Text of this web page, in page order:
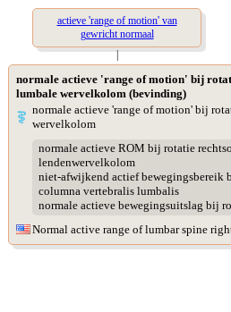
actieve 'range of motion' van
gewricht normaal
|
normale actieve 'range of motion' bij
lumbale wervelkolom (bevinding)
normale actieve 'range of motion' bij
wervelkolom
normale actieve ROM bij rotatie
lendenwervelkolom
niet-afwijkend actief bewegingsbereik
columna vertebralis lumbalis
normale actieve bewegingsuitslag bij
Normal active range of lumbar spine